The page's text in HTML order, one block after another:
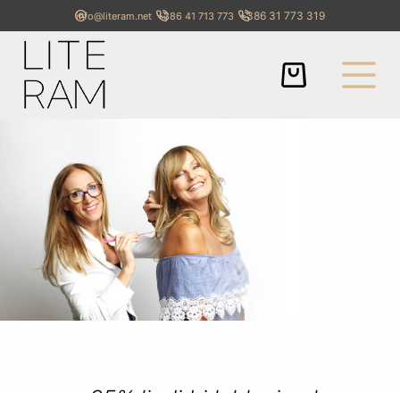
info@literam.net +386 41 713 773 +386 31 773 319